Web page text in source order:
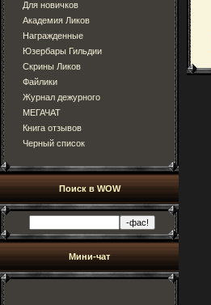
Для новичков
Академия Ликов
Награжденные
Юзербары Гильдии
Скрины Ликов
Файлики
Журнал дежурного
МЕГАЧАТ
Книга отзывов
Черный список
Поиск в WOW
Мини-чат